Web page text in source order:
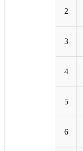
2
3
4
5
6